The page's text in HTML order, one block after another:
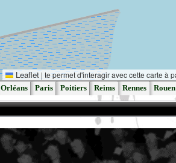
Leaflet | te permet d'interagir avec cette carte à
Orléans Paris Poitiers Reims Rennes Rouen